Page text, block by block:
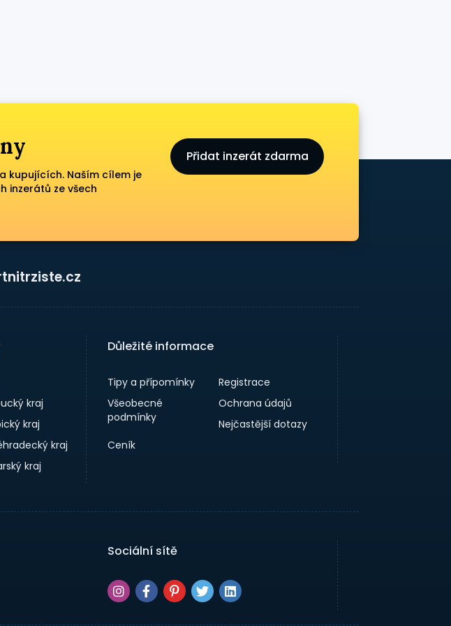
kupujících. Naším cílem je
inzerátů ze všech
Přidat inzerát zdarma
kraj
kraj
kraj
kraj
Důležité informace
Tipy a přípomínky
Registrace
Všeobecné
podmínky
Ochrana údajů
Nejčastější dotazy
Ceník
Sociální sítě